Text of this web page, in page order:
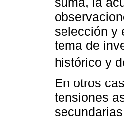
selección y
tema de
histórico y
En otros
tensiones